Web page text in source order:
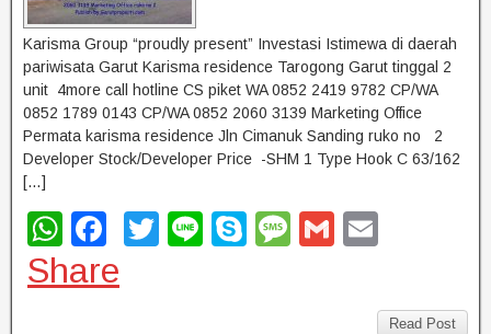
Karisma Group “proudly present” Investasi Istimewa di daerah
pariwisata Garut Karisma residence Tarogong Garut tinggal 2
unit 4more call hotline CS piket WA 0852 2419 9782 CP/WA
0852 1789 0143 CP/WA 0852 2060 3139 Marketing Office
Permata karisma residence Jln Cimanuk Sanding ruko no 2
Developer Stock/Developer Price -SHM 1 Type Hook C 63/162
[…]
W
h
at
a
c
T
Li
S
M
G
Share
Read Post